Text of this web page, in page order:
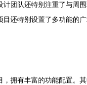
团队还特别注重了与周
还特别设置了多功能的
，拥有丰富的功能配置。